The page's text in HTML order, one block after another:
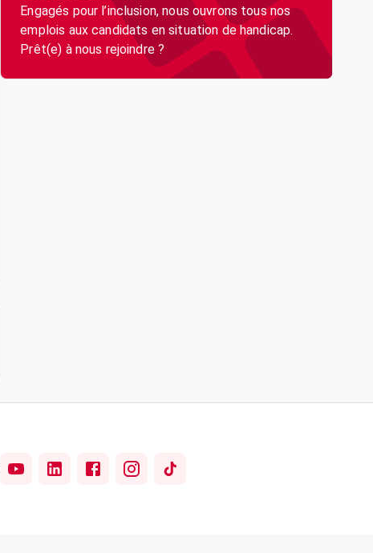
Engagés pour l’inclusion, nous ouvrons tous nos
emplois aux candidats en situation de handicap.